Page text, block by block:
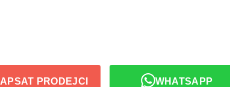
PRODEJCI WHATSAPP